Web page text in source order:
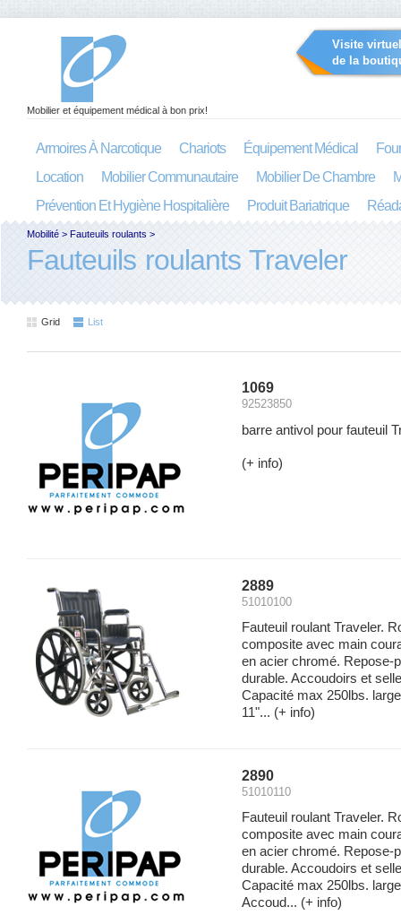
Visite
de la
Mobilier et équipement médical à bon prix!
Armoires À Narcotique Chariots Équipement Médical
Location
Mobilier Communautaire Mobilier De Chambre
Prévention Et Hygiène Hospitalière
Produit Bariatrique
Mobilité > Fauteuils roulants >
Fauteuils roulants Traveler
Grid List
1069
92523850
barre antivol pour fauteuil
(+ info)
2889
51010100
Fauteuil roulant Traveler.
composite avec main
en acier chromé. Repose-
durable. Accoudoirs et
Capacité max 250lbs.
11"... (+ info)
2890
51010110
Fauteuil roulant Traveler.
composite avec main
en acier chromé. Repose-
durable. Accoudoirs et
Capacité max 250lbs.
Accoud... (+ info)